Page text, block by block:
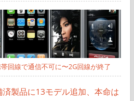
回線で通信不可に〜2G回線が終了